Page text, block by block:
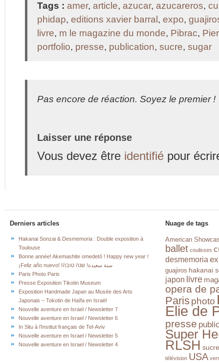
Tags : amer, article, azucar, azucareros,
phidap, editions xavier barral , expo,
livre, m le magazine du monde, Pibrac,
portfolio, presse, publication, sucre, sugar
Pas encore de réaction. Soyez le premier !
Laisser une réponse
Vous devez être identifié pour
Derniers articles
Hakanai Sonzai & Desmemoria : Double exposition à
Toulouse
Bonne année! Akemashite omedetō ! Happy new year !
¡Feliz año nuevo! !سنة سعيدة! שנה טובה
Paris Photo Paris
Presse Exposition Tikotin Museum
Exposition Handmade Japan au Musée des Arts
Japonais – Tokotin de Haïfa en Israël
Nouvelle aventure en Israel / Newsletter 7
Nouvelle aventure en Israel / Newsletter 6
In Situ à l’Institut français de Tel-Aviv
Nouvelle aventure en Israel / Newsletter 5
Nouvelle aventure en Israel / Newsletter 4
Nuage de tags
American
ballet coulisses
desmemoria
guajiros hakanai
japon livre
opera de
Paris photo
Elie de
presse
Super
RLSH sucre
télévision USA